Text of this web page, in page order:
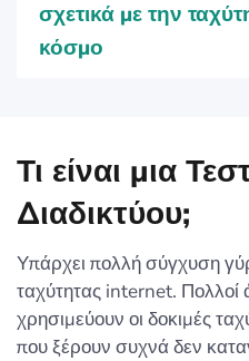
σχετικά με την
κόσμο
Τι είναι μια
Διαδικτύου;
Υπάρχει πολλή σύγχυση
ταχύτητας internet. Πολλοί
χρησιμεύουν οι δοκιμές
που ξέρουν συχνά δεν